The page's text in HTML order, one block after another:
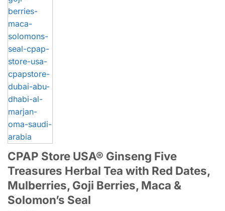
CPAP Store USA® Ginseng Five
Treasures Herbal Tea with Red Dates,
Mulberries, Goji Berries, Maca &
Solomon’s Seal